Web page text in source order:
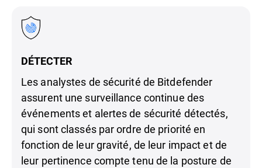
DÉTECTER
Les analystes de sécurité de Bitdefender
assurent une surveillance continue des
événements et alertes de sécurité détectés,
qui sont classés par ordre de priorité en
fonction de leur gravité, de leur impact et de
leur pertinence compte tenu de la posture de